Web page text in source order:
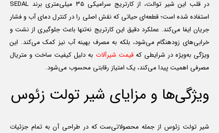
در قلب این شیر توالت، از کارتریج سرامیکی ۳۵ میلی‌متری برند SEDAL
استفاده شده است؛ قطعه‌ای حیاتی که نقش اصلی را در کنترل دمای آب و فشار
جریان ایفا می‌کند. عملکرد دقیق این کارتریج نه‌تنها باعث جلوگیری از نشت و
خرابی‌های زودهنگام می‌شود، بلکه به مصرف بهینه آب نیز کمک می‌کند. این
ویژگی به‌ویژه در شرایطی که قیمت شیرآلات به دلیل کیفیت ساخت و متریال
مصرفی اهمیت پیدا می‌کند، یک امتیاز رقابتی محسوب می‌شود.
ویژگی‌ها و مزایای شیر تولت زئوس
شیر تولت زئوس از جمله محصولاتی‌ست که در طراحی آن به تمام جزئیات